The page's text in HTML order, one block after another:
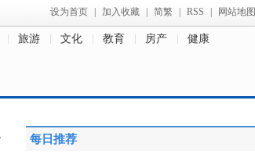
设为首页 加入收藏 简繁 RSS 网站地图
旅游 文化 教育 房产 健康
每日推荐